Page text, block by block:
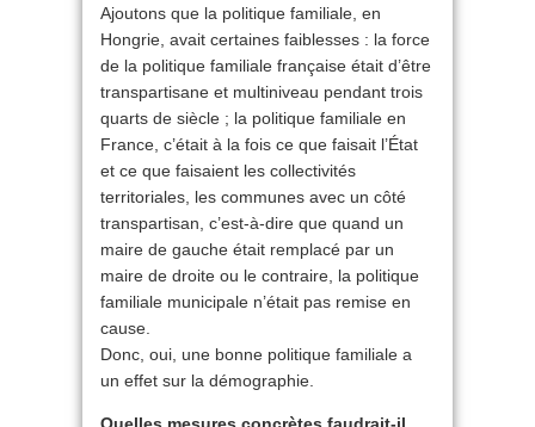
Ajoutons que la politique familiale, en
Hongrie, avait certaines faiblesses : la force
de la politique familiale française était d’être
transpartisane et multiniveau pendant trois
quarts de siècle ; la politique familiale en
France, c’était à la fois ce que faisait l’État
et ce que faisaient les collectivités
territoriales, les communes avec un côté
transpartisan, c’est-à-dire que quand un
maire de gauche était remplacé par un
maire de droite ou le contraire, la politique
familiale municipale n’était pas remise en
cause.
Donc, oui, une bonne politique familiale a
un effet sur la démographie.